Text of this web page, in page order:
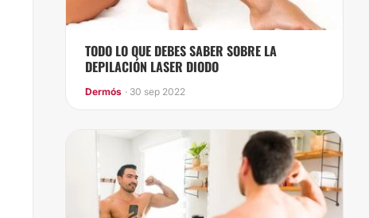
TODO LO QUE DEBES SABER SOBRE LA
DEPILACIÓN LASER DIODO
Dermós · 30 sep 2022